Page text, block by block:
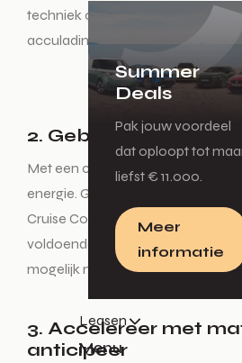
Summer
Deals
Pak jouw voordeel
dat oploopt tot
liefst € 11.000.
Meer
informatie
Leasen
Menu
techniek om, dan kun je verder
acculading en slijten de remmen
2. Gebruik de Cruise
Met een constante snelheid
energie. Gebruik dus zo vaak
Cruise Control – ook bij lagere
voldoende afstand met uw
mogelijk met dezelfde snelheid
3. Accelereer met
anticipeer